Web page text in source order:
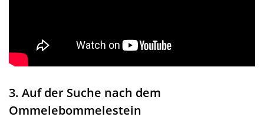
3. Auf der Suche nach dem
Ommelebommelestein